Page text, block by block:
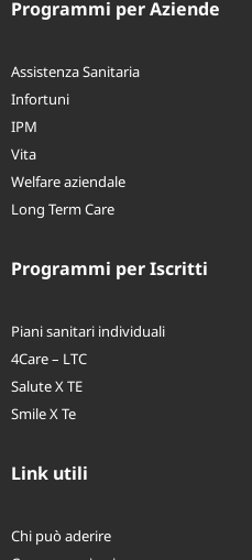
Assistenza Sanitaria
Infortuni
IPM
Vita
Welfare aziendale
Piani sanitari individuali
4Care – LTC
Salute X TE